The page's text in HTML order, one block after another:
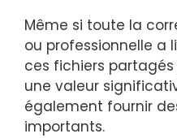
Même si toute la
ou professionnelle a
ces fichiers
une valeur
également fournir
importants.